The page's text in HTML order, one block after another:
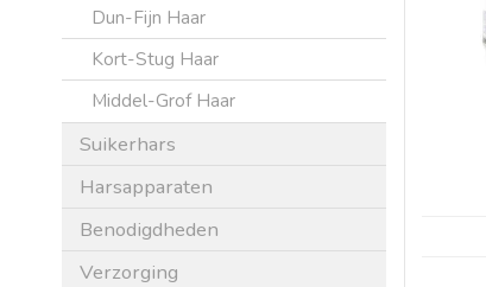
Dun-Fijn Haar
Kort-Stug Haar
Middel-Grof Haar
Suikerhars
Harsapparaten
Benodigdheden
Verzorging